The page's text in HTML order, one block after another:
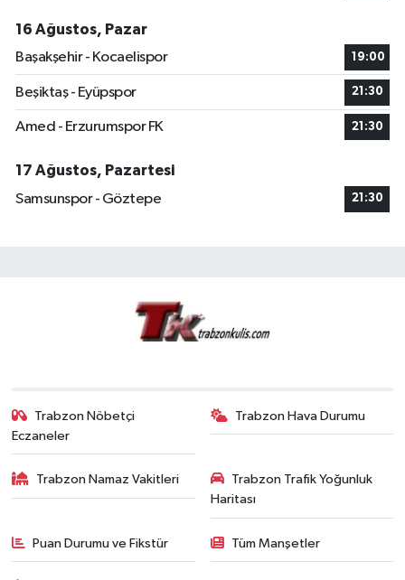
16 Ağustos, Pazar
Başakşehir - Kocaelispor
19:00
Beşiktaş - Eyüpspor 21:30
Amed - Erzurumspor FK 21:30
17 Ağustos, Pazartesi
Samsunspor - Göztepe
21:30
Trabzon Nöbetçi
Eczaneler
Trabzon Hava Durumu
Trabzon Namaz Vakitleri
Trabzon Trafik Yoğunluk
Haritası
Puan Durumu ve Fikstür Tüm Manşetler